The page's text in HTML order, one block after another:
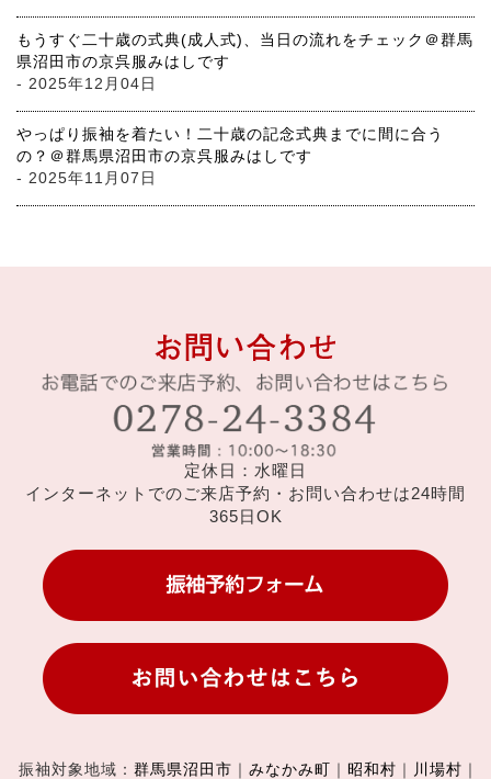
もうすぐ二十歳の式典(成人式)、当日の流れをチェック＠群馬
県沼田市の京呉服みはしです
- 2025年12月04日
やっぱり振袖を着たい！二十歳の記念式典までに間に合う
の？＠群馬県沼田市の京呉服みはしです
- 2025年11月07日
定休日：水曜日
インターネットでのご来店予約・お問い合わせは24時間
365日OK
振袖対象地域： 群馬県沼田市 ｜ みなかみ町 ｜ 昭和村 ｜ 川場村 ｜